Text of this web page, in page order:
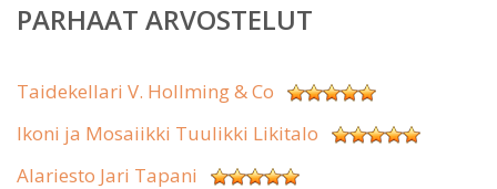
PARHAAT ARVOSTELUT
Taidekellari V. Hollming & Co
Ikoni ja Mosaiikki Tuulikki Likitalo
Alariesto Jari Tapani